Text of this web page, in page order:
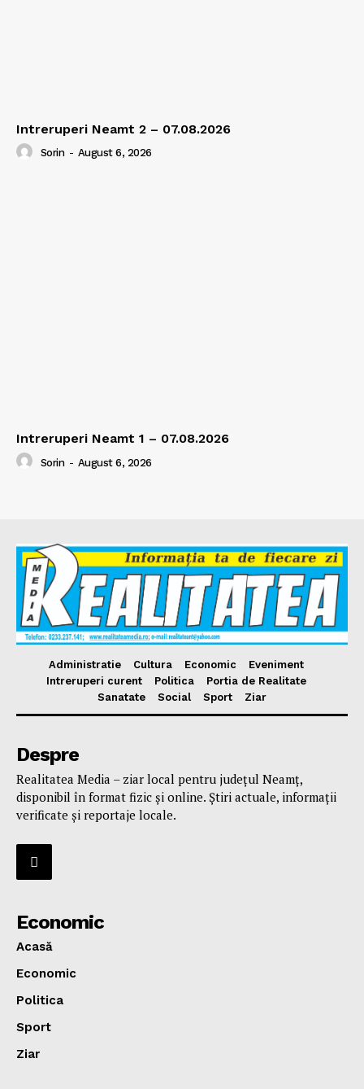
Intreruperi Neamt 2 – 07.08.2026
Sorin - August 6, 2026
Intreruperi Neamt 1 – 07.08.2026
Sorin - August 6, 2026
Administratie Cultura Economic
Eveniment
Intreruperi curent
Politica
Portia de Realitate
Sanatate
Social Sport Ziar
Despre
Realitatea Media – ziar local pentru județul Neamț,
disponibil în format fizic și online. Știri actuale, informații
verificate și reportaje locale.
Economic
Acasă
Economic
Politica
Sport
Ziar